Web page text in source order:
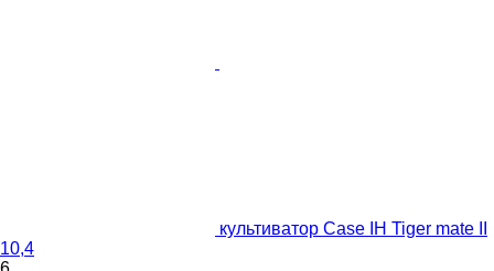
культиватор Case IH Tiger mate II
10,4